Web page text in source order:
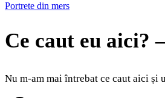
Portrete din mers
Ce caut eu aici?
Nu m-am mai întrebat ce caut aici și